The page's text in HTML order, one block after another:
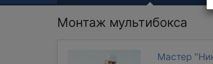
Монтаж мультибокса
Мастер